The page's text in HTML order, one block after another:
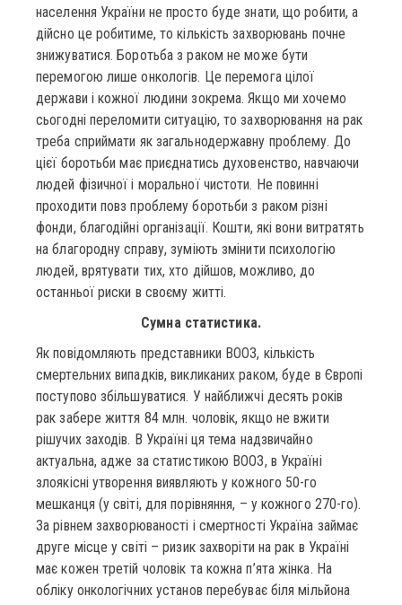
населення України не просто буде знати, що робити, а
дійсно це робитиме, то кількість захворювань почне
знижуватися. Боротьба з раком не може бути
перемогою лише онкологів. Це перемога цілої
держави і кожної людини зокрема. Якщо ми хочемо
сьогодні переломити ситуацію, то захворювання на рак
треба сприймати як загальнодержавну проблему. До
цієї боротьби має приєднатись духовенство, навчаючи
людей фізичної і моральної чистоти. Не повинні
проходити повз проблему боротьби з раком різні
фонди, благодійні організації. Кошти, які вони витратять
на благородну справу, зуміють змінити психологію
людей, врятувати тих, хто дійшов, можливо, до
останньої риски в своєму житті.
Сумна статистика.
Як повідомляють представники ВООЗ, кількість
смертельних випадків, викликаних раком, буде в Європі
поступово збільшуватися. У найближчі десять років
рак забере життя 84 млн. чоловік, якщо не вжити
рішучих заходів. В Україні ця тема надзвичайно
актуальна, адже за статистикою ВООЗ, в Україні
злоякісні утворення виявляють у кожного 50-го
мешканця (у світі, для порівняння, – у кожного 270-го).
За рівнем захворюваності і смертності Україна займає
друге місце у світі – ризик захворіти на рак в Україні
має кожен третій чоловік та кожна п’ята жінка. На
обліку онкологічних установ перебуває біля мільйона